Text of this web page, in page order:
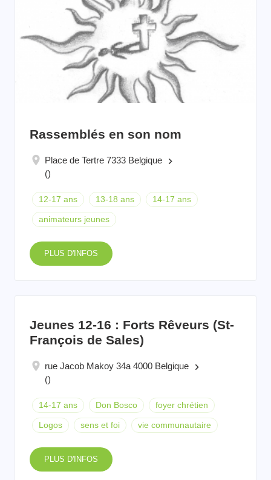
Rassemblés en son nom
Place de Tertre 7333 Belgique keyboard_arrow_right
()
12-17 ans 13-18 ans 14-17 ans
animateurs jeunes
PLUS D'INFOS
Jeunes 12-16 : Forts Rêveurs (St-
François de Sales)
rue Jacob Makoy 34a 4000 Belgique keyboard_arrow_right
()
14-17 ans Don Bosco foyer chrétien
Logos sens et foi vie communautaire
PLUS D'INFOS